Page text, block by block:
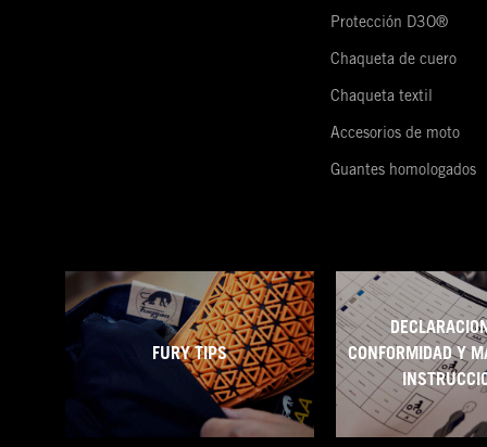
Protección D3O®
Chaqueta de cuero
Chaqueta textil
Accesorios de moto
Guantes homologados
FURY TIPS
CONFORMIDAD Y